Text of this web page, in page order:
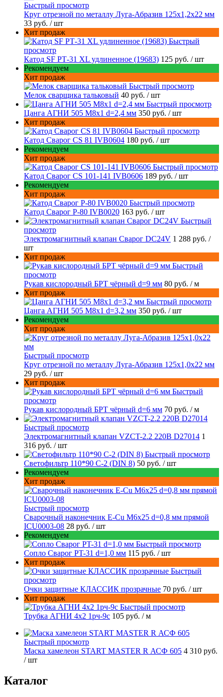
Быстрый просмотр
Круг отрезной по металлу Луга-Абразив 125x1,2x22 мм
33 руб. / шт
Хит продаж
Быстрый
просмотр
Катод SF РТ-31 XL удлиненное (19683) 125 руб. / шт
Рекомендуем
Хит продаж
Быстрый просмотр
Мелок сварщика тальковый 40 руб. / шт
Быстрый просмотр
Цанга АГНИ 505 М8х1 d=2,4 мм 350 руб. / шт
Хит продаж
Быстрый просмотр
Катод Сварог CS 81 IVB0604 180 руб. / шт
Рекомендуем
Хит продаж
Быстрый просмотр
Катод Сварог CS 101-141 IVB0606 189 руб. / шт
Рекомендуем
Хит продаж
Быстрый просмотр
Катод Сварог P-80 IVB0020 163 руб. / шт
Быстрый
просмотр
Электромагнитный клапан Сварог DC24V 1 288 руб. /
шт
Хит продаж
Быстрый
просмотр
Рукав кислородный БРТ чёрный d=9 мм 80 руб. / м
Хит продаж
Быстрый просмотр
Цанга АГНИ 505 М8х1 d=3,2 мм 350 руб. / шт
Рекомендуем
Хит продаж
Быстрый просмотр
Круг отрезной по металлу Луга-Абразив 125x1,0x22 мм
29 руб. / шт
Хит продаж
Быстрый
просмотр
Рукав кислородный БРТ чёрный d=6 мм 70 руб. / м
Быстрый просмотр
Электромагнитный клапан VZCT-2.2 220В D27014 1
316 руб. / шт
Быстрый просмотр
Светофильтр 110*90 С-2 (DIN 8) 50 руб. / шт
Рекомендуем
Хит продаж
Быстрый просмотр
Сварочный наконечник E-Cu M6x25 d=0,8 мм прямой
ICU0003-08 28 руб. / шт
Рекомендуем
Быстрый просмотр
Сопло Сварог PT-31 d=1,0 мм 115 руб. / шт
Хит продаж
Быстрый
просмотр
Очки защитные КЛАССИК прозрачные 70 руб. / шт
Хит продаж
Быстрый просмотр
Трубка АГНИ 4х2 1рч-9с 105 руб. / м
Быстрый просмотр
Маска хамелеон START MASTER R АСФ 605 4 310 руб.
/ шт
Каталог